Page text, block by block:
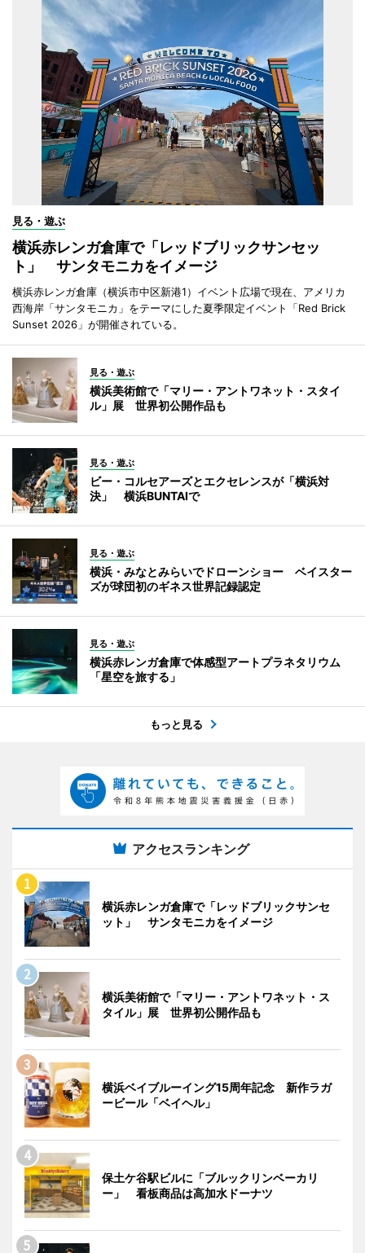
見る・遊ぶ
横浜赤レンガ倉庫で「レッドブリックサンセッ
ト」 サンタモニカをイメージ
横浜赤レンガ倉庫（横浜市中区新港1）イベント広場で現在、アメリカ
西海岸「サンタモニカ」をテーマにした夏季限定イベント「Red Brick
Sunset 2026」が開催されている。
見る・遊ぶ
横浜美術館で「マリー・アントワネット・スタイ
ル」展 世界初公開作品も
見る・遊ぶ
ビー・コルセアーズとエクセレンスが「横浜対
決」 横浜BUNTAIで
見る・遊ぶ
横浜・みなとみらいでドローンショー ベイスター
ズが球団初のギネス世界記録認定
見る・遊ぶ
横浜赤レンガ倉庫で体感型アートプラネタリウム
「星空を旅する」
もっと見る
アクセスランキング
横浜赤レンガ倉庫で「レッドブリックサンセ
ット」 サンタモニカをイメージ
横浜美術館で「マリー・アントワネット・ス
タイル」展 世界初公開作品も
横浜ベイブルーイング15周年記念 新作ラガ
ービール「ベイヘル」
保土ケ谷駅ビルに「ブルックリンベーカリ
ー」 看板商品は高加水ドーナツ